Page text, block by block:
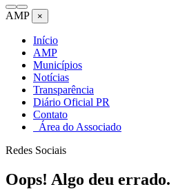
AMP ×
Início
AMP
Municípios
Notícias
Transparência
Diário Oficial PR
Contato
Área do Associado
Redes Sociais
Oops! Algo deu errado.